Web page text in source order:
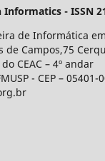
- ISSN
de Informática
de Campos,75
CEAC – 4º andar
- CEP – 05401-